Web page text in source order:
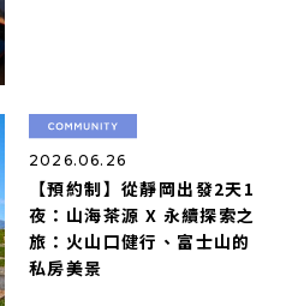
2026.06.26
【預約制】從靜岡出發2天1
夜：山海茶源 X 永續探索之
旅：火山口健行、富士山的
私房美景